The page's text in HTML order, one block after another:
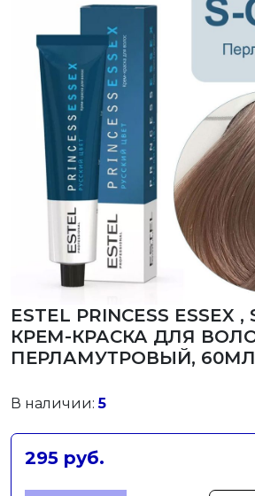
ESTEL PRINCESS ESSEX ,
КРЕМ-КРАСКА ДЛЯ
ПЕРЛАМУТРОВЫЙ, 60МЛ
В наличии:5
295 руб.